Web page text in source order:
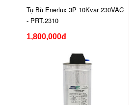
Tụ Bù Enerlux 3P 10Kvar 230VAC
- PRT.2310
1,800,000đ